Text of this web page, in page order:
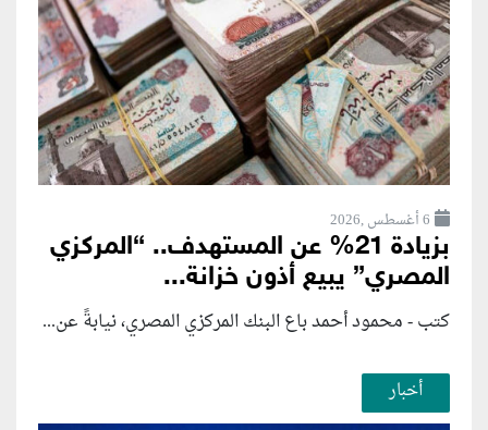
6 أغسطس ,2026
بزيادة 21% عن المستهدف.. “المركزي
المصري” يبيع أذون خزانة...
كتب - محمود أحمد باع البنك المركزي المصري، نيابةً عن...
أخبار